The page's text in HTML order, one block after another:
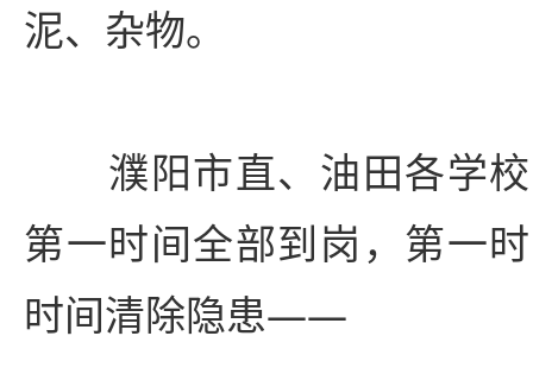
泥、杂物。
濮阳市直、油田各学校
第一时间全部到岗，第一
时间清除隐患——